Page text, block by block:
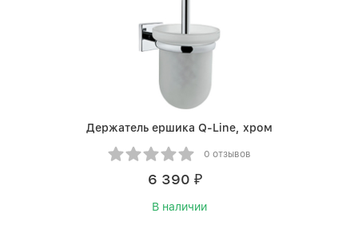
Держатель ершика Q-Line, хром
0 отзывов
6 390 ₽
В наличии